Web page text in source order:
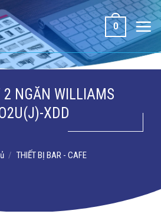
0
NGĂN WILLIAMS
XDD
/ THIẾT BỊ BAR - CAFE